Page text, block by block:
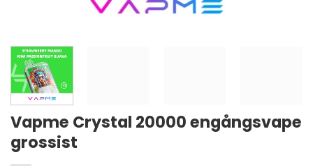
Vapme Crystal 20000 engångsvape
grossist